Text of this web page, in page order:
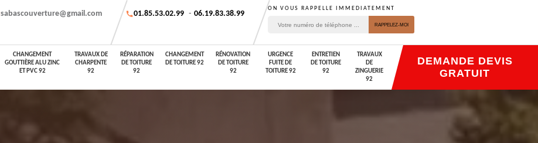
sabascouverture@gmail.com 01.85.53.02.99 - 06.19.83.38.99
ON VOUS RAPPELLE IMMEDIATEMENT
CHANGEMENT
GOUTTIÈRE ALU ZINC
ET PVC 92
TRAVAUX DE
CHARPENTE
92
RÉPARATION
DE TOITURE
92
CHANGEMENT
DE TOITURE 92
RÉNOVATION
DE TOITURE
92
URGENCE
FUITE DE
TOITURE 92
ENTRETIEN
DE TOITURE
92
TRAVAUX
DE
ZINGUERIE
92
DEMANDE DEVIS
GRATUIT